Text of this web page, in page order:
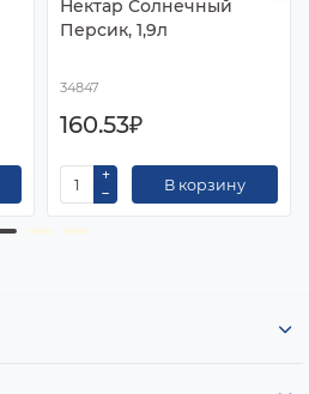
Нектар Солнечный
Персик, 1,9л
34847
160.53₽
В корзину